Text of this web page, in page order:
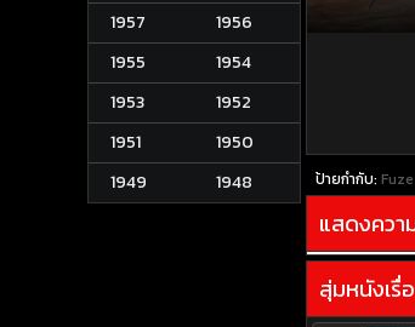
1957
1956
1955
1954
1953
1952
1951
1950
1949
1948 ป้ายกำกับ:
แสดงควา
สุ่มหนังเรื่